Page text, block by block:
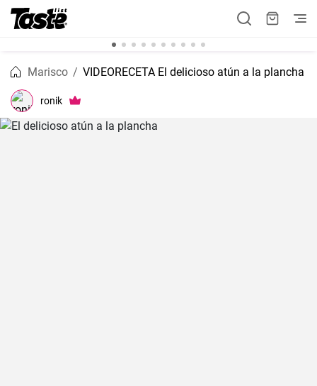
Marisco VIDEORECETA El delicioso atún a la plancha
ronik